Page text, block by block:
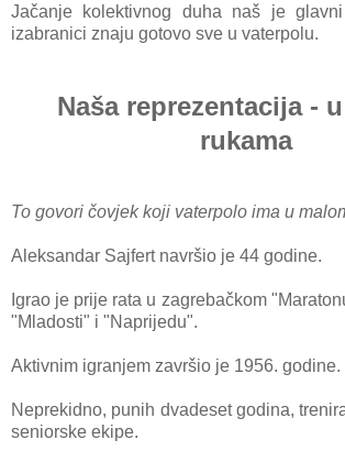
Jačanje kolektivnog duha naš je
izabranici znaju gotovo sve u vaterpolu.
Naša reprezentacija -
rukama
To govori čovjek koji vaterpolo ima u
Aleksandar Sajfert navršio je 44 godine.
Igrao je prije rata u zagrebačkom
"Mladosti" i "Naprijedu".
Aktivnim igranjem završio je 1956. godine.
Neprekidno, punih dvadeset godina,
seniorske ekipe.